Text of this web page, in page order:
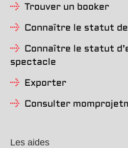
Trouver un booker
Connaître le statut
Connaître le statut
spectacle
Exporter
Consulter
Les aides